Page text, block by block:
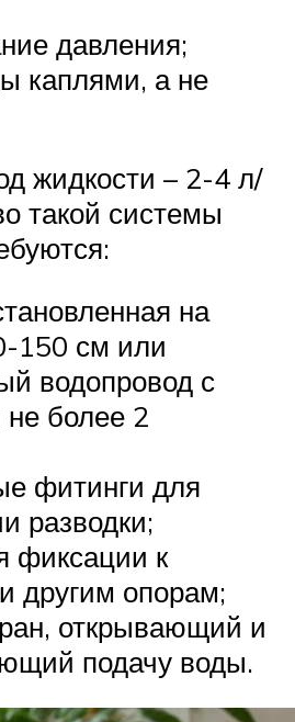
давления;
каплями, а не
жидкости – 2-4 л/
такой системы
на
150 см или
водопровод с
более 2
фитинги для
разводки;
фиксации к
другим опорам;
открывающий и
подачу воды.